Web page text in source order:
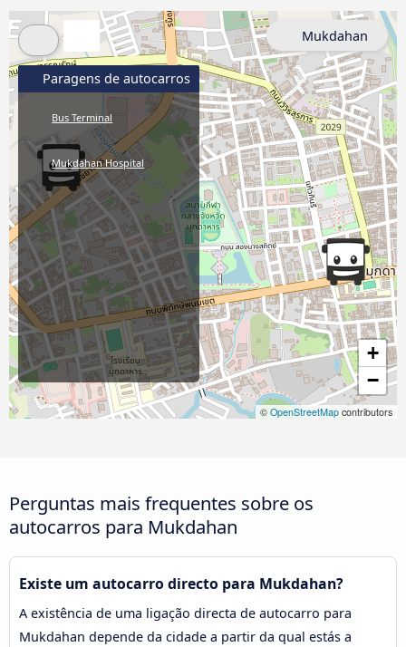
+
−
© OpenStreetMap contributors
Paragens de autocarros
Bus Terminal
Mukdahan Hospital
Mukdahan
Perguntas mais frequentes sobre os
autocarros para Mukdahan
Existe um autocarro directo para Mukdahan?
A existência de uma ligação directa de autocarro para
Mukdahan depende da cidade a partir da qual estás a